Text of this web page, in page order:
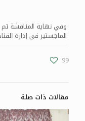
وفي نهاية المناقشة
الماجستير في إدارة
99
مقالات ذات صلة